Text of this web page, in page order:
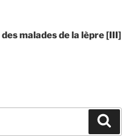
malades de la lèpre [III]